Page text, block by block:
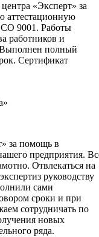
«Эксперт» за
аттестационную
9001. Работы
работников и
Выполнен полный
Сертификат
за помощь в
предприятия.
Отвлекаться на
руководству
сами
сроки и при
сотрудничать по
новых
ряда.